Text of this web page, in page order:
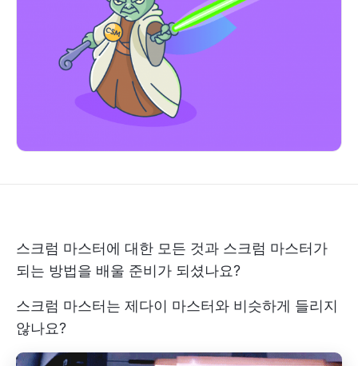
스크럼 마스터에 대한 모든 것과 스크럼 마스터가
되는 방법을 배울 준비가 되셨나요?
스크럼 마스터는 제다이 마스터와 비슷하게 들리지
않나요?